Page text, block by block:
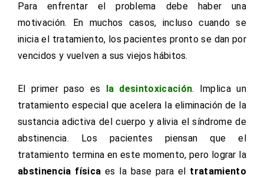
Para enfrentar el problema debe haber una
motivación. En muchos casos, incluso cuando se
inicia el tratamiento, los pacientes pronto se dan por
vencidos y vuelven a sus viejos hábitos.
El primer paso es la desintoxicación. Implica un
tratamiento especial que acelera la eliminación de la
sustancia adictiva del cuerpo y alivia el síndrome de
abstinencia. Los pacientes piensan que el
tratamiento termina en este momento, pero lograr la
abstinencia física es la base para el tratamiento